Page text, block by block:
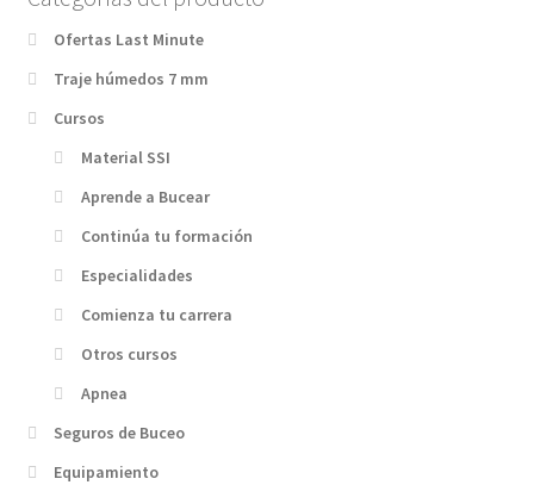
Ofertas Last Minute
Traje húmedos 7 mm
Cursos
Material SSI
Aprende a Bucear
Continúa tu formación
Especialidades
Comienza tu carrera
Otros cursos
Apnea
Seguros de Buceo
Equipamiento